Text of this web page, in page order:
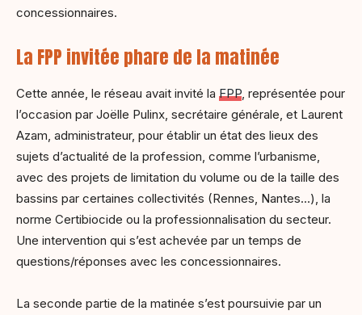
concessionnaires.
La FPP invitée phare de la matinée
Cette année, le réseau avait invité la FPP , représentée pour
l’occasion par Joëlle Pulinx, secrétaire générale, et Laurent
Azam, administrateur, pour établir un état des lieux des
sujets d’actualité de la profession, comme l’urbanisme,
avec des projets de limitation du volume ou de la taille des
bassins par certaines collectivités (Rennes, Nantes…), la
norme Certibiocide ou la professionnalisation du secteur.
Une intervention qui s’est achevée par un temps de
questions/réponses avec les concessionnaires.
La seconde partie de la matinée s’est poursuivie par un